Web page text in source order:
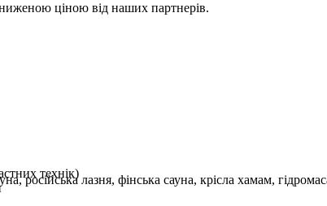
технік)
ціною від наших партнерів.
російська лазня, фінська сауна, крісла хамам,